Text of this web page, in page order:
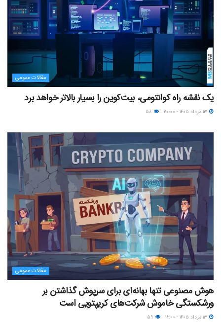
مقالات عمومی
یک نقشه راه کوانتومی، بیت‌کوین را بسیار بالاتر خواهد برد
مقالات عمومی
هوش مصنوعی تنها بهانه‌ای برای سرپوش گذاشتن بر
ورشکستگی خاموش شرکت‌های کریپتویی است